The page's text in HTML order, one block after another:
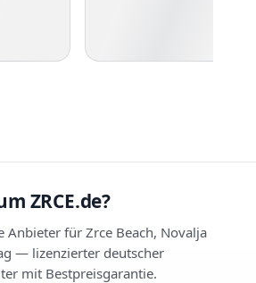
ZRCE.de?
Anbieter für Zrce Beach, Novalja
— lizenzierter deutscher
mit Bestpreisgarantie.